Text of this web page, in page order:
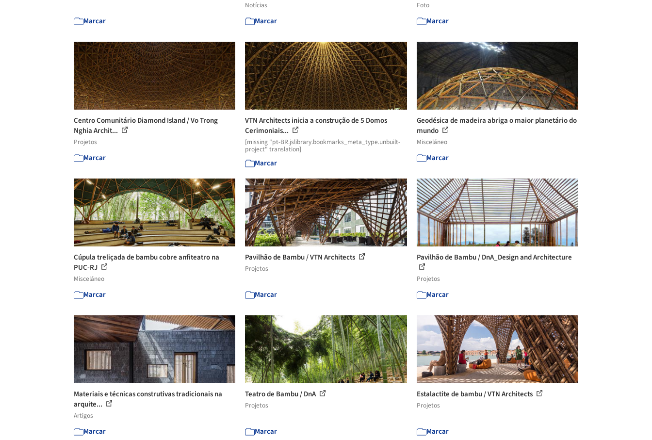
Marcar
Notícias
Marcar
Foto
Marcar
Centro Comunitário Diamond Island / Vo Trong
Nghia Archit...
Projetos
Marcar
VTN Architects inicia a construção de 5 Domos
Cerimoniais...
[missing "pt-BR.jslibrary.bookmarks_meta_type.unbuilt-
project" translation]
Marcar
Geodésica de madeira abriga o maior planetário do
mundo
Misceláneo
Marcar
Cúpula treliçada de bambu cobre anfiteatro na
PUC-RJ
Misceláneo
Marcar
Pavilhão de Bambu / VTN Architects
Projetos
Marcar
Pavilhão de Bambu / DnA_Design and Architecture
Projetos
Marcar
Materiais e técnicas construtivas tradicionais na
arquite...
Artigos
Marcar
Teatro de Bambu / DnA
Projetos
Marcar
Estalactite de bambu / VTN Architects
Projetos
Marcar